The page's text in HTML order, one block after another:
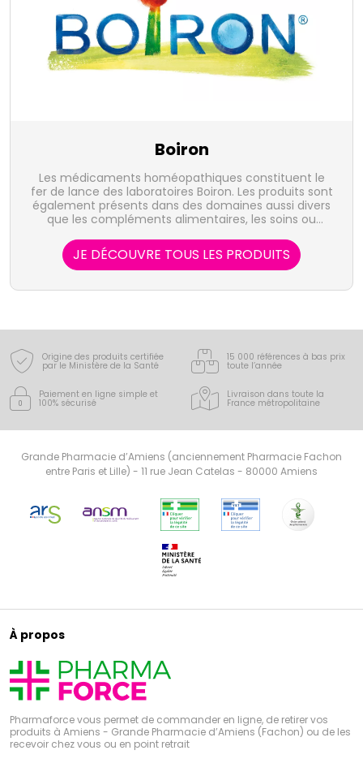
Boiron
Les médicaments homéopathiques constituent le
fer de lance des laboratoires Boiron. Les produits sont
également présents dans des domaines aussi divers
que les compléments alimentaires, les soins ou
JE DÉCOUVRE TOUS LES PRODUITS
Origine des produits certifiée
par le Ministère de la Santé
15 000 références à bas prix
toute l’année
Paiement en ligne simple et
100% sécurisé
Livraison dans toute la
France métropolitaine
Grande Pharmacie d’Amiens (anciennement Pharmacie Fachon
entre Paris et Lille) - 11 rue Jean Catelas - 80000 Amiens
À propos
Pharmaforce vous permet de commander en ligne, de retirer vos
produits à Amiens - Grande Pharmacie d’Amiens (Fachon) ou de les
recevoir chez vous ou en point retrait